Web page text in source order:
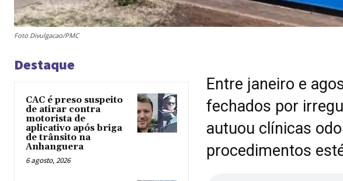
Foto Divulgacao/PMC
Destaque
CAC é preso suspeito
de atirar contra
motorista de
aplicativo após briga
de trânsito na
Anhanguera
6 agosto, 2026
Entre janeiro e
fechados por
autuou clínicas
procedimentos